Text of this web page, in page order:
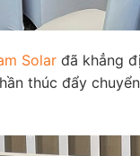
Solar đã khẳng
thúc đẩy